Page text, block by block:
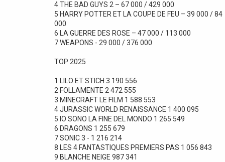
4 THE BAD GUYS 2 – 67 000 / 429 000
5 HARRY POTTER ET LA COUPE DE FEU – 39 000 / 84
000
6 LA GUERRE DES ROSE – 47 000 / 113 000
7 WEAPONS - 29 000 / 376 000
TOP 2025
1 LILO ET STICH 3 190 556
2 FOLLAMENTE 2 472 555
3 MINECRAFT LE FILM 1 588 553
4 JURASSIC WORLD RENAISSANCE 1 400 095
5 IO SONO LA FINE DEL MONDO 1 265 549
6 DRAGONS 1 255 679
7 SONIC 3 - 1 216 214
8 LES 4 FANTASTIQUES PREMIERS PAS 1 056 843
9 BLANCHE NEIGE 987 341